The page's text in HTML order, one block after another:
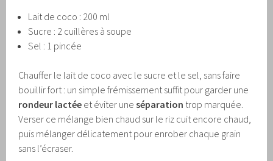
Lait de coco : 200 ml
Sucre : 2 cuillères à soupe
Sel : 1 pincée
Chauffer le lait de coco avec le sucre et le sel, sans faire
bouillir fort : un simple frémissement suffit pour garder une
rondeur lactée et éviter uneséparation trop marquée.
Verser ce mélange bien chaud sur le riz cuit encore chaud,
puis mélanger délicatement pour enrober chaque grain
sans l’écraser.